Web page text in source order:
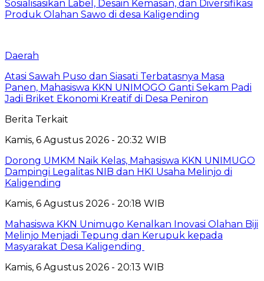
Sosialisasikan Label, Desain Kemasan, dan Diversifikasi
Produk Olahan Sawo di desa Kaligending
Daerah
Atasi Sawah Puso dan Siasati Terbatasnya Masa
Panen, Mahasiswa KKN UNIMOGO Ganti Sekam Padi
Jadi Briket Ekonomi Kreatif di Desa Peniron
Berita Terkait
Kamis, 6 Agustus 2026 - 20:32 WIB
Dorong UMKM Naik Kelas, Mahasiswa KKN UNIMUGO
Dampingi Legalitas NIB dan HKI Usaha Melinjo di
Kaligending
Kamis, 6 Agustus 2026 - 20:18 WIB
Mahasiswa KKN Unimugo Kenalkan Inovasi Olahan Biji
Melinjo Menjadi Tepung dan Kerupuk kepada
Masyarakat Desa Kaligending
Kamis, 6 Agustus 2026 - 20:13 WIB